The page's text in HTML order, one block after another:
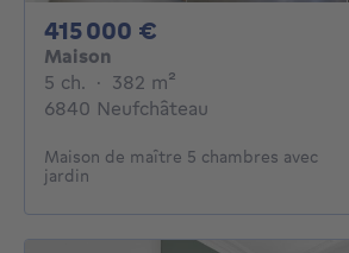
415 000 €
Maison
5 ch. 5 chambres
· 382 m²
6840 Neufchâteau
Maison de maître 5 chambres avec
jardin